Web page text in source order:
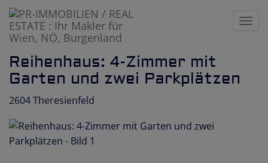
Reihenhaus: 4-Zimmer mit
Garten und zwei Parkplätzen
2604 Theresienfeld